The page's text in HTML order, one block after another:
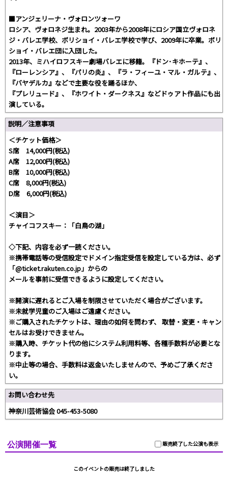
■アンジェリーナ・ヴォロンツォーワ
ロシア、ヴォロネジ生まれ。2003年から2008年にロシア国立ヴォロネ
ジ・バレエ学校、ボリショイ・バレエ学校で学び、2009年に卒業。ボリ
ショイ・バレエ団に入団した。
2013年、ミハイロフスキー劇場バレエに移籍。『ドン･キホーテ』、
『ローレンシア』、『パリの炎』、『ラ・フィーユ・マル・ガルテ』、
『バヤデルカ』などで主要な役を踊るほか、
『プレリュード』、『ホワイト・ダークネス』などドゥアト作品にも出
演している。
説明／注意事項
＜チケット価格＞
S席 14,000円(税込)
A席 12,000円(税込)
B席 10,000円(税込)
C席 8,000円(税込)
D席 6,000円(税込)
＜演目＞
チャイコフスキー：「白鳥の湖」
◇下記、内容を必ず一読ください。
※携帯電話等の受信設定でドメイン指定受信を設定している方は、必ず
「@ticket.rakuten.co.jp」からの
メールを事前に受信できるように設定してください。
※開演に遅れるとご入場を制限させていただく場合がございます。
※未就学児童のご入場はご遠慮ください。
※ご購入されたチケットは、理由の如何を問わず、 取替・変更・キャン
セルはお受けできません。
※購入時、チケット代の他にシステム利用料等、各種手数料が必要とな
ります。
※中止等の場合、手数料は返金いたしませんので、予めご了承くださ
い。
お問い合わせ先
神奈川芸術協会 045-453-5080
販売終了した公演も表示
公演開催一覧
このイベントの販売は終了しました